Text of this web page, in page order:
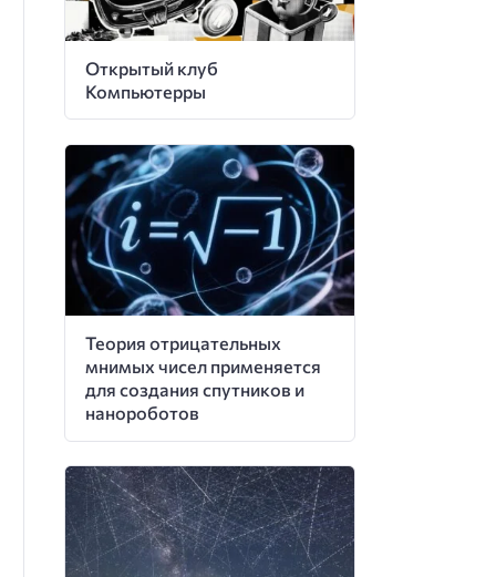
Открытый клуб
Компьютерры
Теория отрицательных
мнимых чисел применяется
для создания спутников и
нанороботов